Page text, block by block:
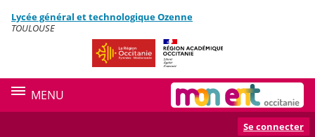
Menu de la rubrique
Contenu
Lycée général et technologique Ozenne
TOULOUSE
MENU
Se connecter